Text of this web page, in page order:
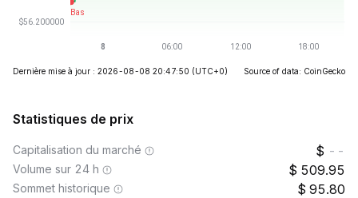
Dernière mise à jour : 2026-08-08 20:47:50 (UTC+0) Source of data: CoinGecko
Statistiques de prix
Capitalisation du marché --
Volume sur 24 h 509.95
Sommet historique 95.80